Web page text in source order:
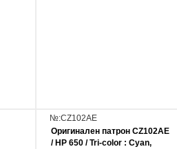
№:CZ102AE
Оригинален патрон CZ102AE
/ HP 650 / Tri-color : Cyan,